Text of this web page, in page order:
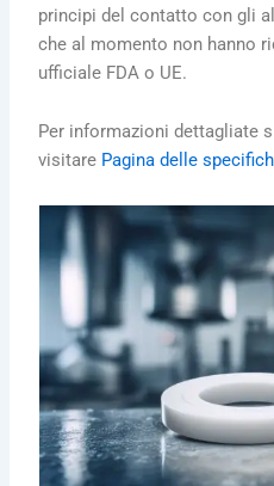
principi del contatto con gli
che al momento non hanno
ufficiale FDA o UE.
Per informazioni dettagliate
visitare Pagina delle